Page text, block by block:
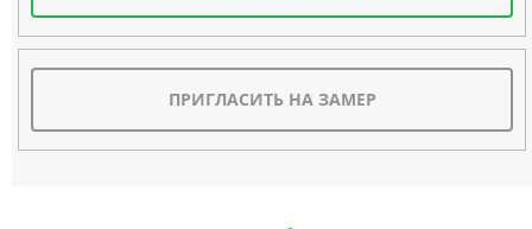
ПРИГЛАСИТЬ НА ЗАМЕР